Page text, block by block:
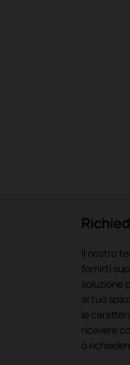
Il nostro
fornirti
soluzione
al tuo
le
ricevere
o